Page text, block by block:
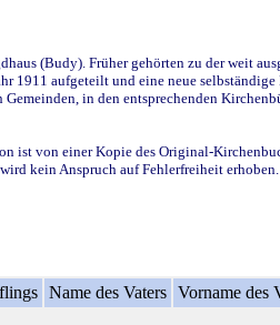
(Budy). Früher gehörten zu der weit
1911 aufgeteilt und eine neue
in den entsprechenden
ist von einer Kopie des Original-
kein Anspruch auf Fehlerfreiheit erhoben.
Name des Vaters Vorname des